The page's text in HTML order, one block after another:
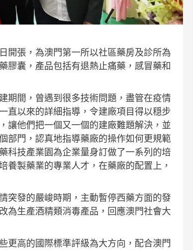
開張，為澳門第一所以社區藥房及診所為
膠囊，產品包括有退熱止痛藥，感冒藥和
期間，曾遇到很多技術問題，盡管在疫情
直以來的詳細指導，令建廠項目得以穏步
讓他們把一個又一個的建廠難題解決，並
部門，認真地指導藥廠的操作如何更規範
科技產業園為企業量身訂做了一系列的培
養製藥業的專業人才，在藥廠的配置上，
突發的嚴峻時期，主動暫停西藥方面的發
為生產酒精類消毒產品，回應澳門社會大
更高的國際標準評級為大方向，配合澳門